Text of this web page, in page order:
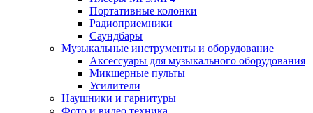
Портативные колонки
Радиоприемники
Саундбары
Музыкальные инструменты и оборудование
Аксессуары для музыкального оборудования
Микшерные пульты
Усилители
Наушники и гарнитуры
Фото и видео техника